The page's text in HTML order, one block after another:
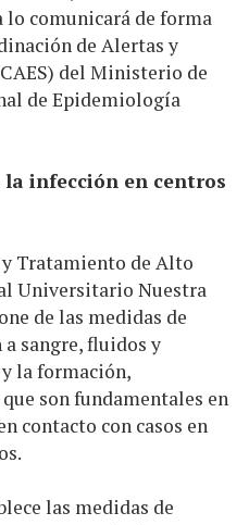
comunicará de forma
de Alertas y
del Ministerio de
de Epidemiología
infección en centros
Tratamiento de Alto
Universitario Nuestra
de las medidas de
sangre, fluidos y
la formación,
son fundamentales en
contacto con casos en
las medidas de